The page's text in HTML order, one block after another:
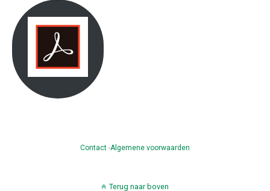
Contact -Algemene voorwaarden
Terug naar boven